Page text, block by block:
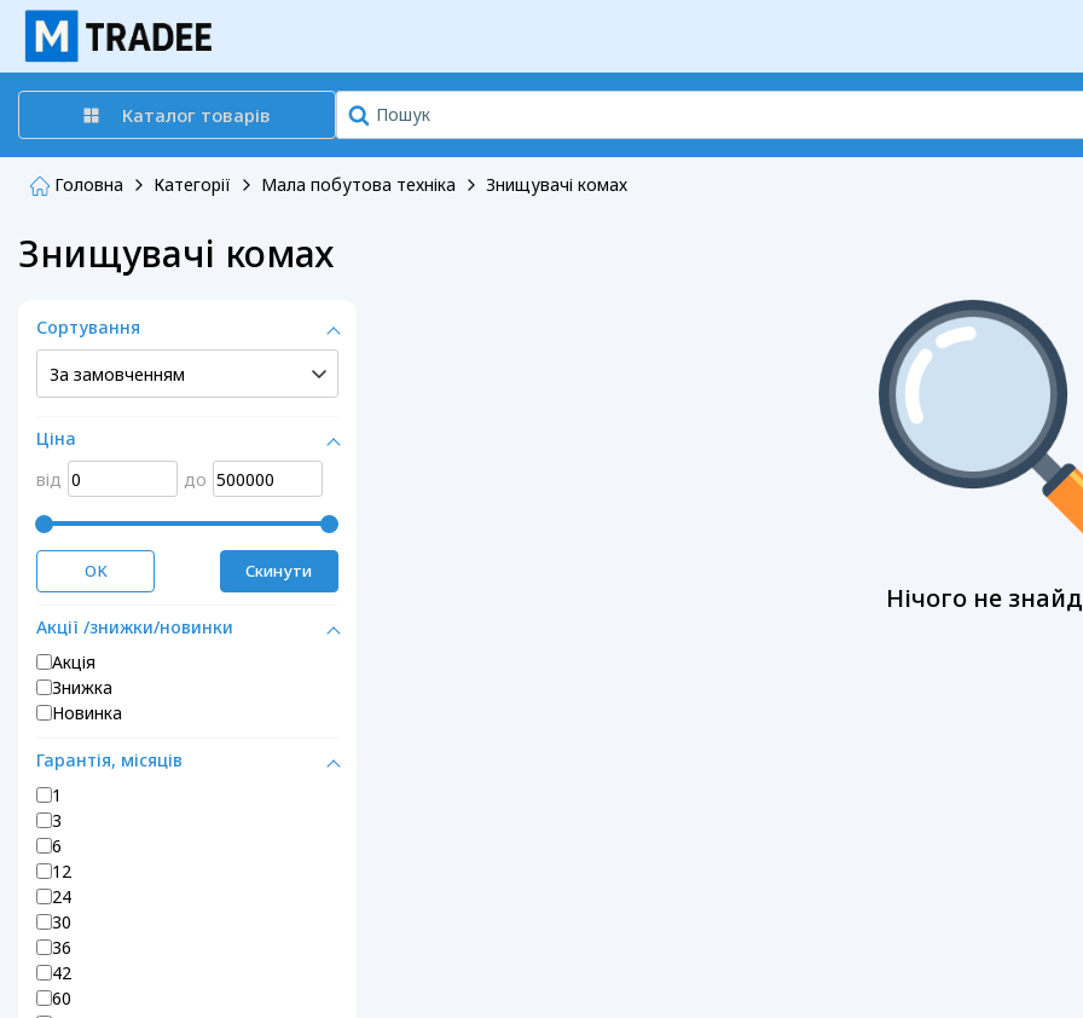
Каталог товарів
Головна Категорії Мала побутова техніка Знищувачі комах
Знищувачі комах
Сортування
Ціна
від
до
OK Скинути
Акції /знижки/новинки
Акція
Знижка
Новинка
Гарантія, місяців
1
3
6
12
24
30
36
42
60
Нічого не